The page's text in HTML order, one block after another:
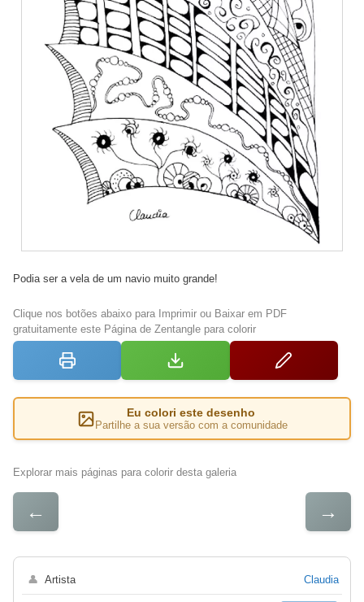
Podia ser a vela de um navio muito grande!
Clique nos botões abaixo para Imprimir ou Baixar em PDF
gratuitamente este Página de Zentangle para colorir
Eu colori este desenho
Partilhe a sua versão com a comunidade
Explorar mais páginas para colorir desta galeria
← →
👤 Artista Claudia